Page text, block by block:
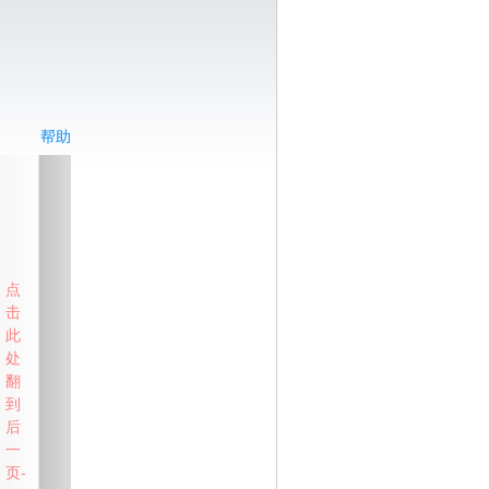
帮助
点
击
此
处
翻
到
后
一
页-